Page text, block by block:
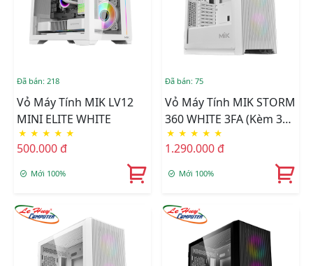
Đã bán: 218
Vỏ Máy Tính MIK LV12
MINI ELITE WHITE
★ ★ ★ ★ ★
500.000 đ
Mới 100%
Đã bán: 75
Vỏ Máy Tính MIK STORM
360 WHITE 3FA (Kèm 3
Fan RGB)
★ ★ ★ ★ ★
1.290.000 đ
Mới 100%